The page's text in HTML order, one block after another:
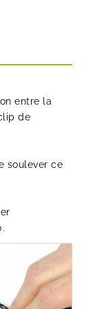
entre la
de
soulever ce